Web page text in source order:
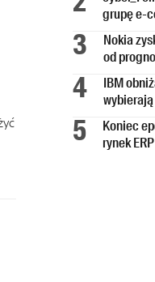
grupę e-
Nokia
od
IBM
Koniec
rynek